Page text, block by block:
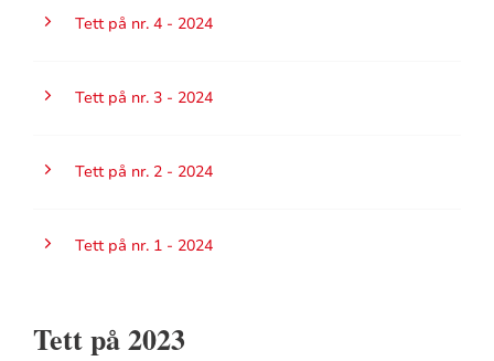
Tett på nr. 4 - 2024
Tett på nr. 3 - 2024
Tett på nr. 2 - 2024
Tett på nr. 1 - 2024
Tett på 2023